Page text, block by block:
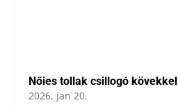
Nőies tollak csillogó kövekkel
2026, jan 20.